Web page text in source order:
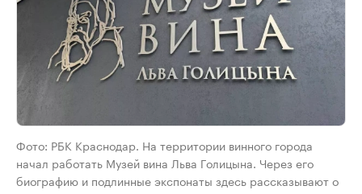
Фото: РБК Краснодар. На территории винного города
начал работать Музей вина Льва Голицына. Через его
биографию и подлинные экспонаты здесь рассказывают о